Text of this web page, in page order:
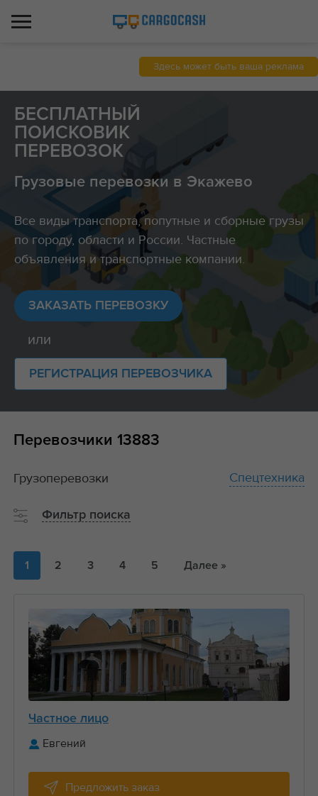
Здесь может быть ваша реклама
БЕСПЛАТНЫЙ
ПОИСКОВИК
ПЕРЕВОЗОК
Грузовые перевозки в Экажево
Все виды транспорта, попутные и сборные грузы
по городу, области и России. Частные
объявления и транспортные компании.
ЗАКАЗАТЬ ПЕРЕВОЗКУ
или
РЕГИСТРАЦИЯ ПЕРЕВОЗЧИКА
Перевозчики 13883
1 2 3 4 5 Далее »
Частное лицо
Евгений
Предложить заказ
Грузоперевозки Спецтехника
Фильтр поиска